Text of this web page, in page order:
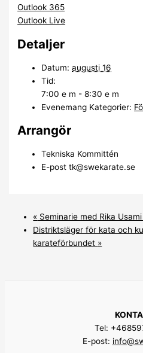
Outlook 365
Outlook Live
Detaljer
Datum: augusti 16
Tid:
7:00 e m - 8:30 e m
Evenemang Kategorier:
Arrangör
Tekniska Kommittén
E-posttk@swekarate.se
« Seminarie med Rika
Distriktsläger för kata och
karateförbundet »
Tel:
E-post: